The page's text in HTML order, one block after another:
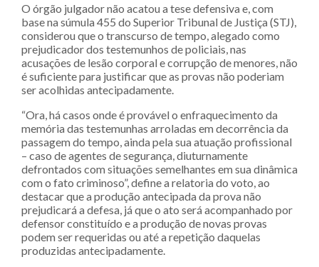
O órgão julgador não acatou a tese defensiva e, com
base na súmula 455 do Superior Tribunal de Justiça (STJ),
considerou que o transcurso de tempo, alegado como
prejudicador dos testemunhos de policiais, nas
acusações de lesão corporal e corrupção de menores, não
é suficiente para justificar que as provas não poderiam
ser acolhidas antecipadamente.
“Ora, há casos onde é provável o enfraquecimento da
memória das testemunhas arroladas em decorrência da
passagem do tempo, ainda pela sua atuação profissional
– caso de agentes de segurança, diuturnamente
defrontados com situações semelhantes em sua dinâmica
com o fato criminoso”, define a relatoria do voto, ao
destacar que a produção antecipada da prova não
prejudicará a defesa, já que o ato será acompanhado por
defensor constituído e a produção de novas provas
podem ser requeridas ou até a repetição daquelas
produzidas antecipadamente.